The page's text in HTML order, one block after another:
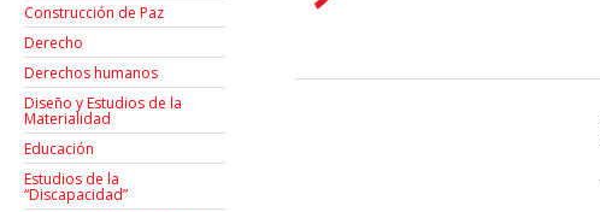
Construcción de Paz
Derecho
Derechos humanos
Diseño y Estudios de la
Materialidad
Educación
Estudios de la
“Discapacidad”